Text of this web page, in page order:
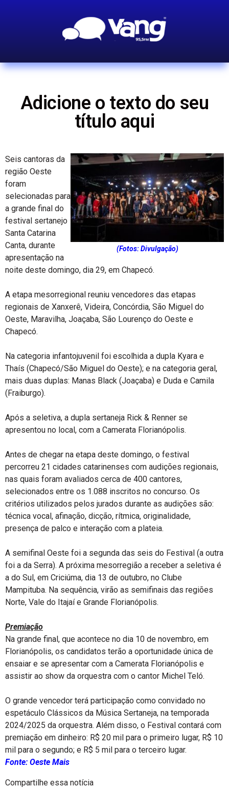
Adicione o texto do seu
título aqui
(Fotos: Divulgação)
Seis cantoras da
região Oeste
foram
selecionadas para
a grande final do
festival sertanejo
Santa Catarina
Canta, durante
apresentação na
noite deste domingo, dia 29, em Chapecó.
A etapa mesorregional reuniu vencedores das etapas
regionais de Xanxerê, Videira, Concórdia, São Miguel do
Oeste, Maravilha, Joaçaba, São Lourenço do Oeste e
Chapecó.
Na categoria infantojuvenil foi escolhida a dupla Kyara e
Thaís (Chapecó/São Miguel do Oeste); e na categoria geral,
mais duas duplas: Manas Black (Joaçaba) e Duda e Camila
(Fraiburgo).
Após a seletiva, a dupla sertaneja Rick & Renner se
apresentou no local, com a Camerata Florianópolis.
Antes de chegar na etapa deste domingo, o festival
percorreu 21 cidades catarinenses com audições regionais,
nas quais foram avaliados cerca de 400 cantores,
selecionados entre os 1.088 inscritos no concurso. Os
critérios utilizados pelos jurados durante as audições são:
técnica vocal, afinação, dicção, rítmica, originalidade,
presença de palco e interação com a plateia.
A semifinal Oeste foi a segunda das seis do Festival (a outra
foi a da Serra). A próxima mesorregião a receber a seletiva é
a do Sul, em Criciúma, dia 13 de outubro, no Clube
Mampituba. Na sequência, virão as semifinais das regiões
Norte, Vale do Itajaí e Grande Florianópolis.
Premiação
Na grande final, que acontece no dia 10 de novembro, em
Florianópolis, os candidatos terão a oportunidade única de
ensaiar e se apresentar com a Camerata Florianópolis e
assistir ao show da orquestra com o cantor Michel Teló.
O grande vencedor terá participação como convidado no
espetáculo Clássicos da Música Sertaneja, na temporada
2024/2025 da orquestra. Além disso, o Festival contará com
premiação em dinheiro: R$ 20 mil para o primeiro lugar, R$ 10
mil para o segundo; e R$ 5 mil para o terceiro lugar.
Fonte: Oeste Mais
Compartilhe essa notícia